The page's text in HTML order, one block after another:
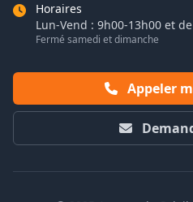
Horaires
Lun-Vend : 9h00-13h00 et
Fermé samedi et dimanche
Appeler